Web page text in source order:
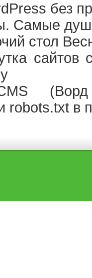
без
Самые
стол
сайтов
robots.txt в